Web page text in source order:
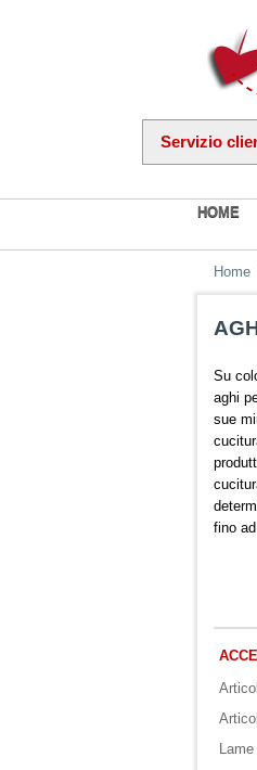
HOME
Servizio
Home
Su
aghi
sue
fino
Lame